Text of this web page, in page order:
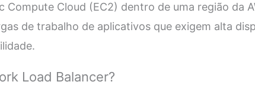
Compute Cloud (EC2) dentro de uma região da
de trabalho de aplicativos que exigem alta
Load Balancer?